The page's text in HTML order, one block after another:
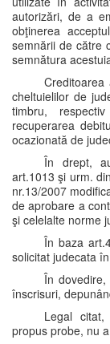
autorizări, de a
obţinerea
semnării de către
semnătura
cheltuielilor de
timbru,
recuperarea
ocazionată de
În drept,
art.1013 şi urm.
nr.13/2007
de aprobare a
şi celelalte norme
În baza
solicitat judecata
În
înscrisuri,
Legal
propus probe, nu